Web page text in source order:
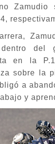
Zamudio
dentro del
en la
sobre la
a
y